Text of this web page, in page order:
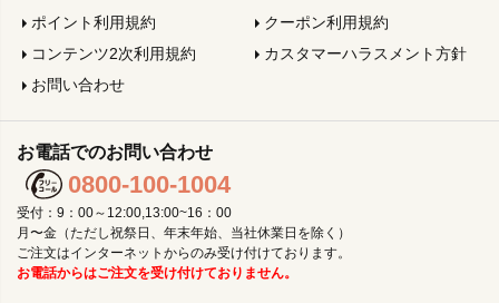
ポイント利用規約
クーポン利用規約
コンテンツ2次利用規約
カスタマーハラスメント方針
お問い合わせ
お電話でのお問い合わせ
0800-100-1004
受付：9：00～12:00,13:00~16：00
月〜金（ただし祝祭日、年末年始、当社休業日を除く）
ご注文はインターネットからのみ受け付けております。
お電話からはご注文を受け付けておりません。